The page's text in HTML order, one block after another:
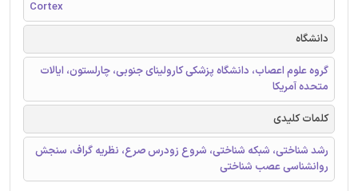
Cortex
دانشگاه
گروه علوم اعصاب، دانشگاه پزشکی کارولینای جنوبی، چارلستون، ایالات
متحده آمریکا
کلمات کلیدی
رشد شناختی، شبکه شناختی، شروع زودرس صرع، نظریه گراف، سنجش
روانشناسی عصب شناختی